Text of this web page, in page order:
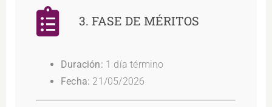
3. FASE DE MÉRITOS
Duración: 1 día término
Fecha: 21/05/2026